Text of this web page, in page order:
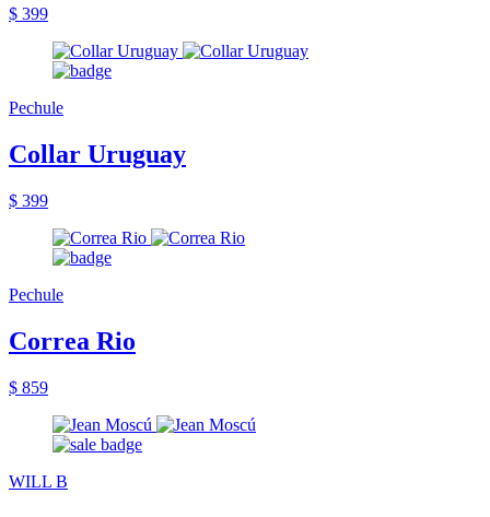
$ 399
Pechule
Collar Uruguay
$ 399
Pechule
Correa Rio
$ 859
WILL B